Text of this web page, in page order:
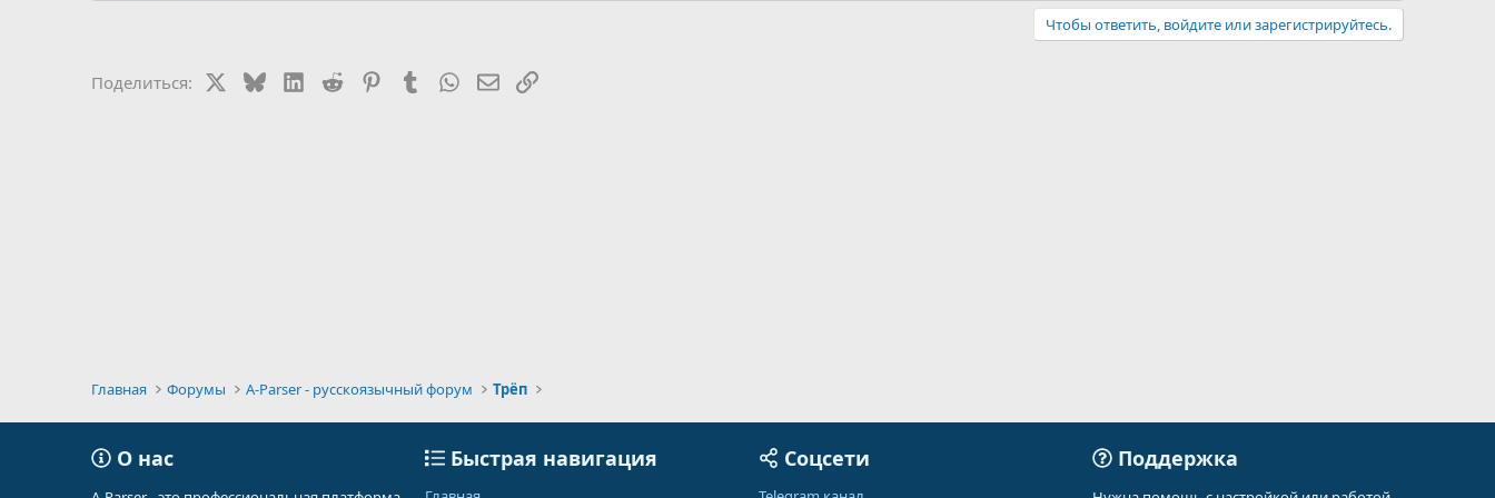
Чтобы ответить, войдите или зарегистрируйтесь.
Поделиться: BlueskyLinkedIn
Reddit PinterestTumblrWhatsAppЭлектронная почта
Ссылка
Главная Форумы A-Parser - русскоязычный форум Трёп
О нас Быстрая навигация Соцсети Поддержка